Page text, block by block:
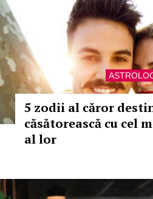
5 zodii al căror
căsătorească cu cel
al lor